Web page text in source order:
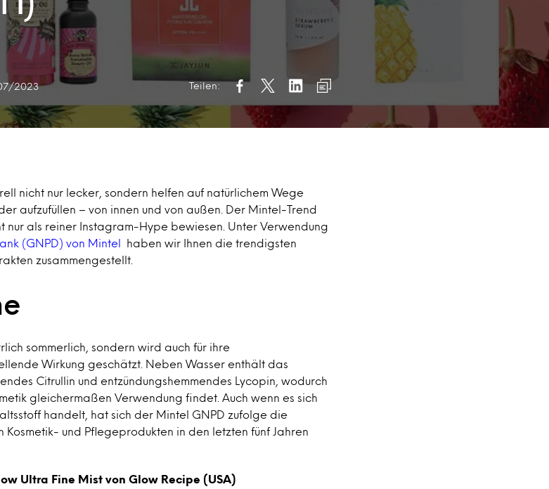
2023 Teilen:
nicht nur lecker, sondern helfen auf natürlichem Wege
aufzufüllen – von innen und von außen. Der Mintel-Trend
nur als reiner Instagram-Hype bewiesen. Unter Verwendung
(GNPD) von Mintel
haben wir Ihnen die trendigsten
zusammengestellt.
sommerlich, sondern wird auch für ihre
Wirkung geschätzt. Neben Wasser enthält das
Citrullin und entzündungshemmendes Lycopin, wodurch
gleichermaßen Verwendung findet. Auch wenn es sich
handelt, hat sich der Mintel GNPD zufolge die
Kosmetik- und Pflegeprodukten in den letzten fünf Jahren
Ultra Fine Mist von Glow Recipe (USA)